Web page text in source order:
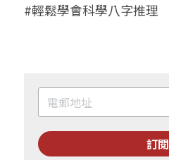
#輕鬆學會科學八字推理
訂閱